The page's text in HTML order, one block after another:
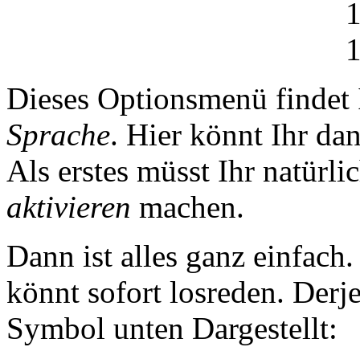
Dieses Optionsmenü
Sprache. Hier könnt Ihr
Als erstes müsst Ihr
aktivieren machen.
Dann ist alles ganz
könnt sofort losreden.
Symbol unten Dargestellt: